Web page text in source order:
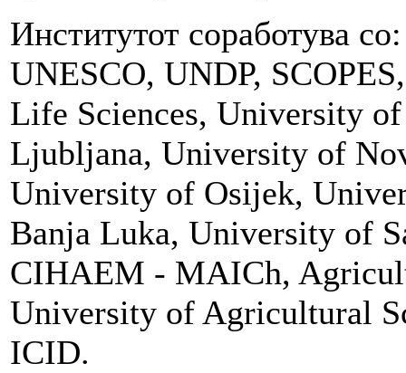
Институтот соработува
UNESCO, UNDP,
Life Sciences, University
Ljubljana, University of
University of Osijek,
Banja Luka, University of
CIHAEM - MAICh,
University of Agricultural
ICID.